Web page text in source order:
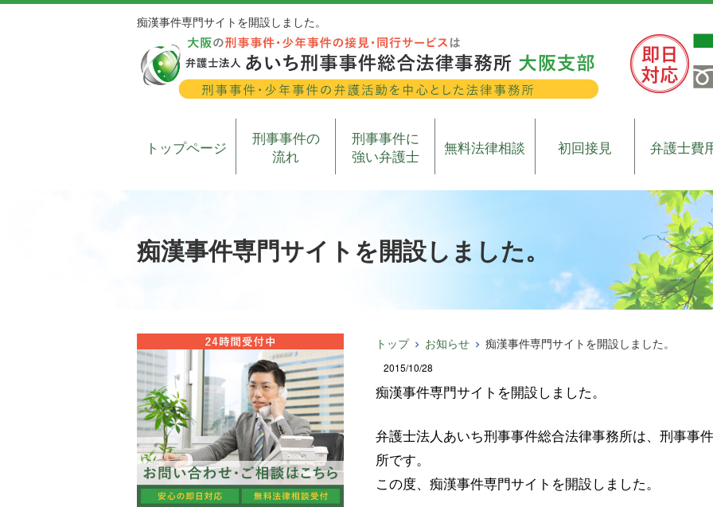
痴漢事件専門サイトを開設しました。
トップページ
刑事事件の
流れ
刑事事件に
強い弁護士
無料法律相談 初回接見 弁護士費
痴漢事件専門サイトを開設しました。
トップ お知らせ 痴漢事件専門サイトを開設しました。
2015/10/28
痴漢事件専門サイトを開設しました。
弁護士法人あいち刑事事件総合法律事務所は、刑事事
所です。
この度、痴漢事件専門サイトを開設しました。